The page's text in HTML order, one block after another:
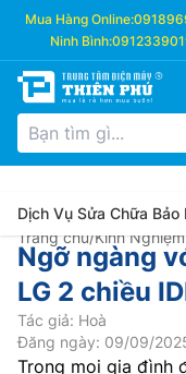
Mua Hàng Online:
Ninh Bình:
Dịch Vụ Sửa Chữa Bảo
Trang chủ/Kinh
Ngỡ ngàng
LG 2 chiều
Tác giả: Hoà
Đăng ngày: 09/09/
Trong mọi gia đình